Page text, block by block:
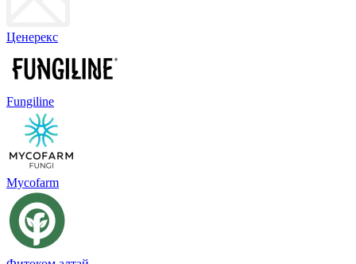
Ценерекс
Fungiline
Mycofarm